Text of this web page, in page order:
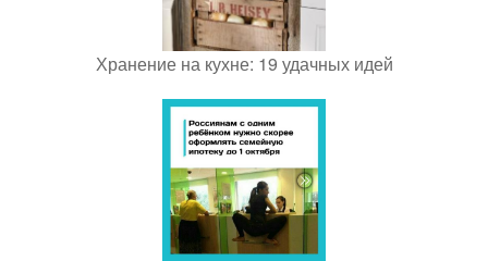
Хранение на кухне: 19 удачных идей